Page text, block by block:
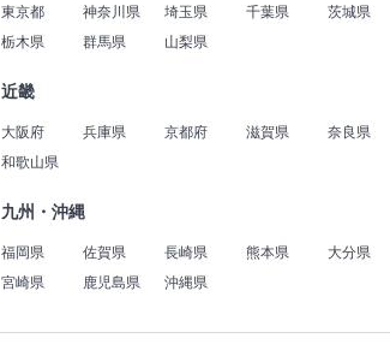
東京都 神奈川県 埼玉県 千葉県
茨城県
栃木県
群馬県 山梨県
近畿
大阪府 兵庫県 京都府 滋賀県
奈良県
和歌山県
九州・沖縄
福岡県 佐賀県 長崎県 熊本県
大分県
宮崎県
鹿児島県 沖縄県